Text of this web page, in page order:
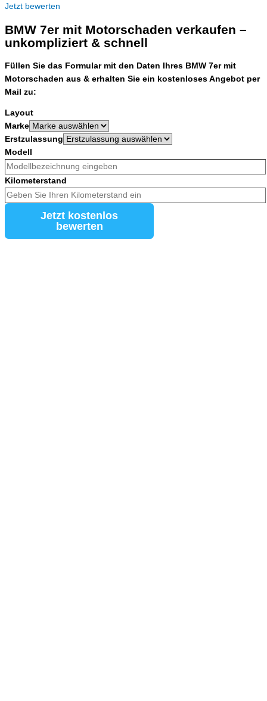
Jetzt bewerten
BMW 7er mit Motorschaden verkaufen –
unkompliziert & schnell
Füllen Sie das Formular mit den Daten Ihres BMW 7er mit
Motorschaden aus & erhalten Sie ein kostenloses Angebot per
Mail zu:
Layout
Marke
Erstzulassung
Modell
Kilometerstand
Jetzt kostenlos
bewerten